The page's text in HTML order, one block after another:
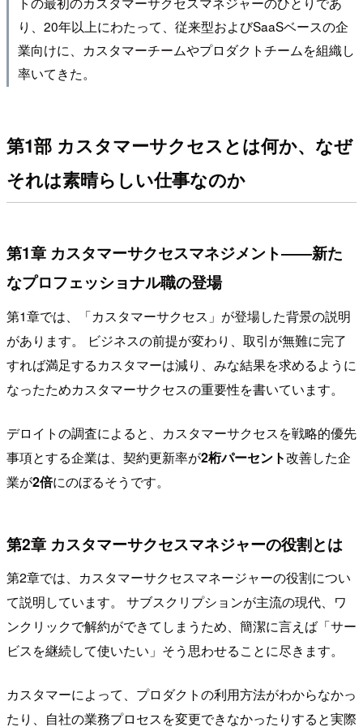
り、20年以上にわたって、従来型およびSaaSベースの企
業向けに、カスタマーチームやプロダクトチームを組織し
率いてきた。
第1部 カスタマーサクセスとは何か、なぜ
それは素晴らしい仕事なのか
第1章 カスタマーサクセスマネジメント――新た
なプロフェッショナル職の登場
第1章では、「カスタマーサクセス」が登場した背景の説明
があります。 ビジネスの前提が変わり、取引が無難に完了
すれば満足するカスタマーは減り、みな結果を求めるように
なったためカスタマーサクセスの重要性を書いています。
デロイトの調査によると、カスタマーサクセスを戦略的優先
事項とする企業は、契約更新率が2桁パーセント改善した企
業が2倍にのぼるそうです。
第2章 カスタマーサクセスマネジャーの役割とは
第2章では、カスタマーサクセスマネージャーの役割につい
て説明しています。 サブスクリプションが主流の現代、ワ
ンクリックで解約ができてしまうため、簡潔に言えば「サー
ビスを継続して使いたい」そう思わせることに尽きます。
カスタマーによって、プロダクトの利用方法がわからなかっ
たり、自社の業務プロセスを変更できなかったりすると実際